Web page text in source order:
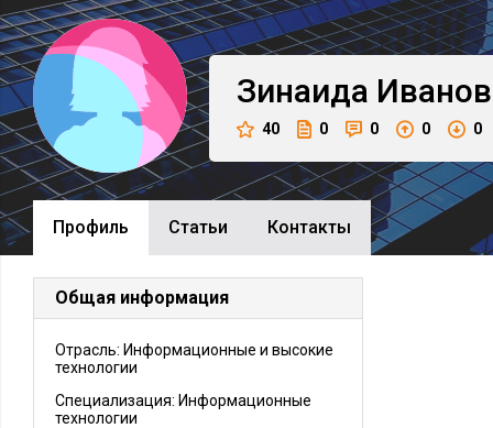
Зинаида
40 0 0 0 0
Профиль Cтатьи Контакты
Общая информация
Отрасль: Информационные и высокие
технологии
Специализация: Информационные
технологии